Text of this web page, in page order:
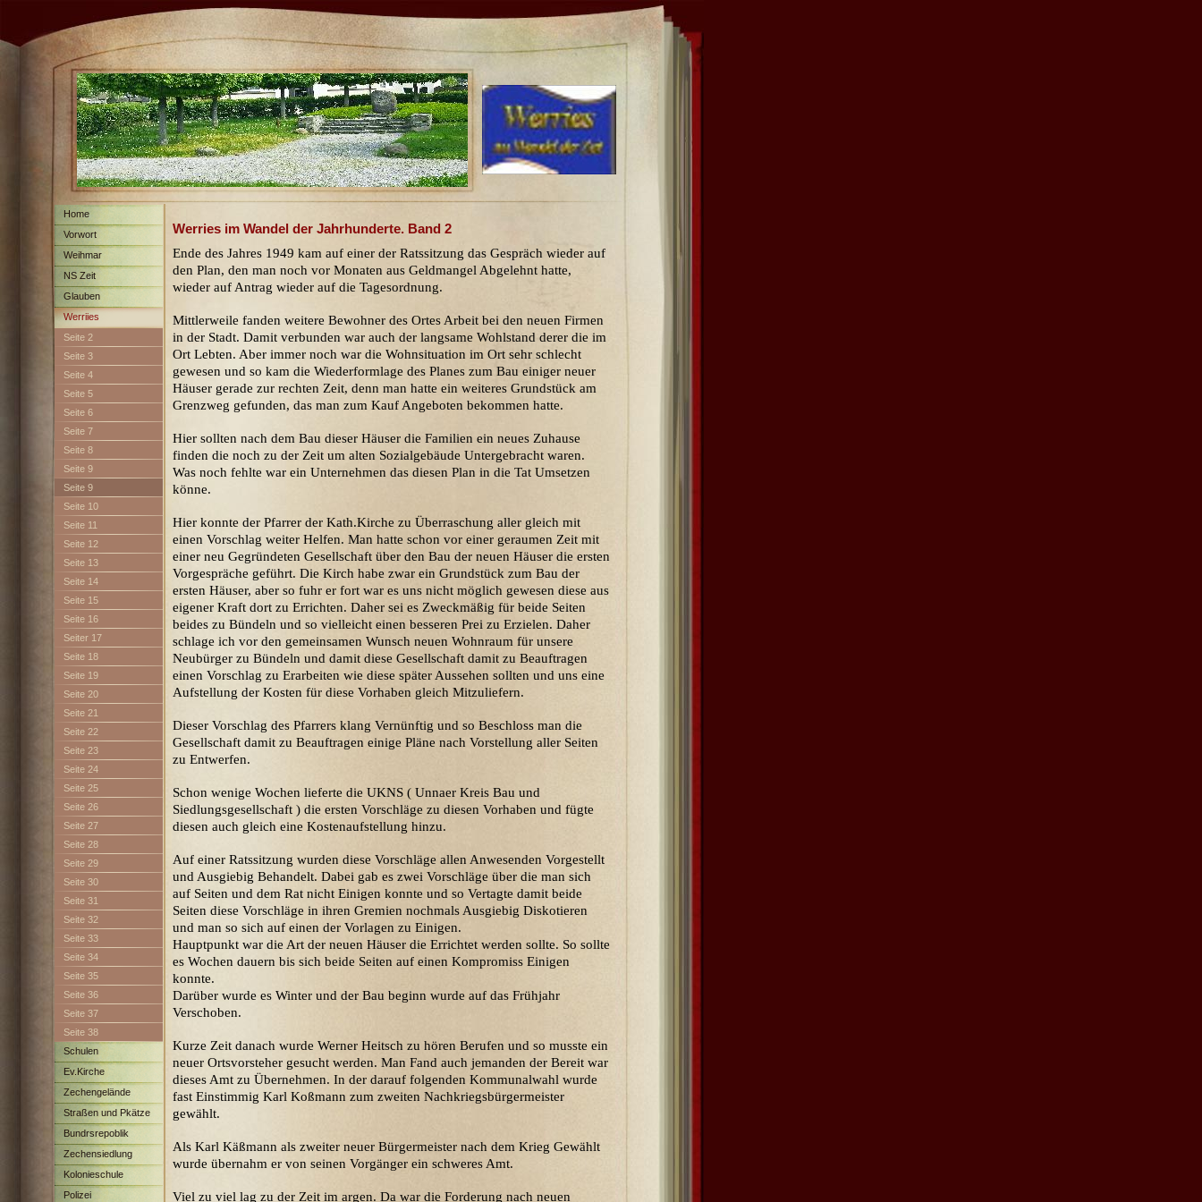
Home
Vorwort
Weihmar
NS Zeit
Glauben
Werriies
Seite 2
Seite 3
Seite 4
Seite 5
Seite 6
Seite 7
Seite 8
Seite 9
Seite 9
Seite 10
Seite 11
Seite 12
Seite 13
Seite 14
Seite 15
Seite 16
Seiter 17
Seite 18
Seite 19
Seite 20
Seite 21
Seite 22
Seite 23
Seite 24
Seite 25
Seite 26
Seite 27
Seite 28
Seite 29
Seite 30
Seite 31
Seite 32
Seite 33
Seite 34
Seite 35
Seite 36
Seite 37
Seite 38
Schulen
Ev.Kirche
Zechengelände
Straßen und Pkätze
Bundrsrepoblik
Zechensiedlung
Maximilian
Kolonieschule
Polizei
Werries im Wandel der Jahrhunderte. Band 2
Ende des Jahres 1949 kam auf einer der Ratssitzung das Gespräch wieder auf
den Plan, den man noch vor Monaten aus Geldmangel Abgelehnt hatte,
wieder auf Antrag wieder auf die Tagesordnung.
Mittlerweile fanden weitere Bewohner des Ortes Arbeit bei den neuen Firmen
in der Stadt. Damit verbunden war auch der langsame Wohlstand derer die im
Ort Lebten. Aber immer noch war die Wohnsituation im Ort sehr schlecht
gewesen und so kam die Wiederformlage des Planes zum Bau einiger neuer
Häuser gerade zur rechten Zeit, denn man hatte ein weiteres Grundstück am
Grenzweg gefunden, das man zum Kauf Angeboten bekommen hatte.
Hier sollten nach dem Bau dieser Häuser die Familien ein neues Zuhause
finden die noch zu der Zeit um alten Sozialgebäude Untergebracht waren.
Was noch fehlte war ein Unternehmen das diesen Plan in die Tat Umsetzen
könne.
Hier konnte der Pfarrer der Kath.Kirche zu Überraschung aller gleich mit
einen Vorschlag weiter Helfen. Man hatte schon vor einer geraumen Zeit mit
einer neu Gegründeten Gesellschaft über den Bau der neuen Häuser die ersten
Vorgespräche geführt. Die Kirch habe zwar ein Grundstück zum Bau der
ersten Häuser, aber so fuhr er fort war es uns nicht möglich gewesen diese aus
eigener Kraft dort zu Errichten. Daher sei es Zweckmäßig für beide Seiten
beides zu Bündeln und so vielleicht einen besseren Prei zu Erzielen. Daher
schlage ich vor den gemeinsamen Wunsch neuen Wohnraum für unsere
Neubürger zu Bündeln und damit diese Gesellschaft damit zu Beauftragen
einen Vorschlag zu Erarbeiten wie diese später Aussehen sollten und uns eine
Aufstellung der Kosten für diese Vorhaben gleich Mitzuliefern.
Dieser Vorschlag des Pfarrers klang Vernünftig und so Beschloss man die
Gesellschaft damit zu Beauftragen einige Pläne nach Vorstellung aller Seiten
zu Entwerfen.
Schon wenige Wochen lieferte die UKNS ( Unnaer Kreis Bau und
Siedlungsgesellschaft ) die ersten Vorschläge zu diesen Vorhaben und fügte
diesen auch gleich eine Kostenaufstellung hinzu.
Auf einer Ratssitzung wurden diese Vorschläge allen Anwesenden Vorgestellt
und Ausgiebig Behandelt. Dabei gab es zwei Vorschläge über die man sich
auf Seiten und dem Rat nicht Einigen konnte und so Vertagte damit beide
Seiten diese Vorschläge in ihren Gremien nochmals Ausgiebig Diskotieren
und man so sich auf einen der Vorlagen zu Einigen.
Hauptpunkt war die Art der neuen Häuser die Errichtet werden sollte. So sollte
es Wochen dauern bis sich beide Seiten auf einen Kompromiss Einigen
konnte.
Darüber wurde es Winter und der Bau beginn wurde auf das Frühjahr
Verschoben.
Kurze Zeit danach wurde Werner Heitsch zu hören Berufen und so musste ein
neuer Ortsvorsteher gesucht werden. Man Fand auch jemanden der Bereit war
dieses Amt zu Übernehmen. In der darauf folgenden Kommunalwahl wurde
fast Einstimmig Karl Koßmann zum zweiten Nachkriegsbürgermeister
gewählt.
Als Karl Käßmann als zweiter neuer Bürgermeister nach dem Krieg Gewählt
wurde übernahm er von seinen Vorgänger ein schweres Amt.
Viel zu viel lag zu der Zeit im argen. Da war die Forderung nach neuen